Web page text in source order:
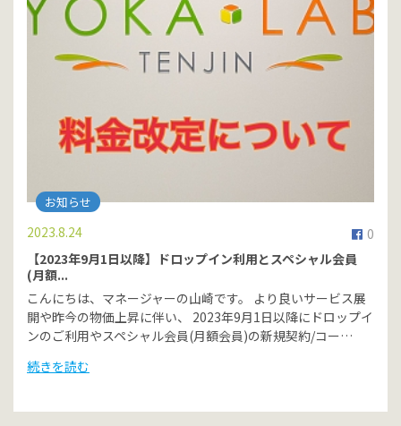
お知らせ
0
2023.8.24
【2023年9月1日以降】ドロップイン利用とスペシャル会員
(月額...
こんにちは、マネージャーの山崎です。 より良いサービス展
開や昨今の物価上昇に伴い、 2023年9月1日以降にドロップイ
ンのご利用やスペシャル会員(月額会員)の新規契約/コー…
続きを読む